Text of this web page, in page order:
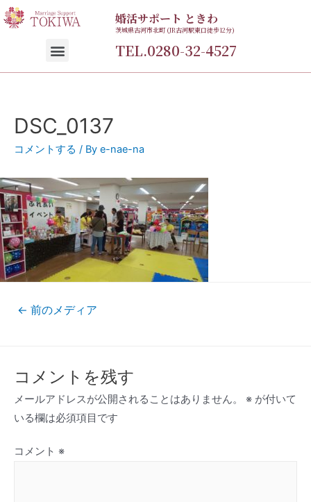
婚活サポート ときわ
茨城県古河市北町 (JR古河駅東口徒歩12分)
TEL.0280-32-4527
DSC_0137
コメントする / By e-nae-na
← 前のメディア
コメントを残す
メールアドレスが公開されることはありません。 ※ が付いて
いる欄は必須項目です
コメント ※